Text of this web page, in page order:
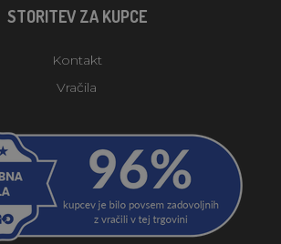
STORITEV ZA KUPCE
Kontakt
Vračila